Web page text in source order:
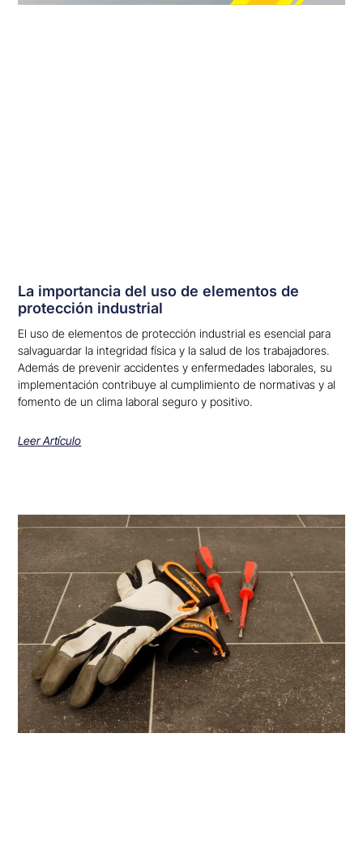
La importancia del uso de elementos de
protección industrial
El uso de elementos de protección industrial es esencial para
salvaguardar la integridad física y la salud de los trabajadores.
Además de prevenir accidentes y enfermedades laborales, su
implementación contribuye al cumplimiento de normativas y al
fomento de un clima laboral seguro y positivo.
Leer Artículo